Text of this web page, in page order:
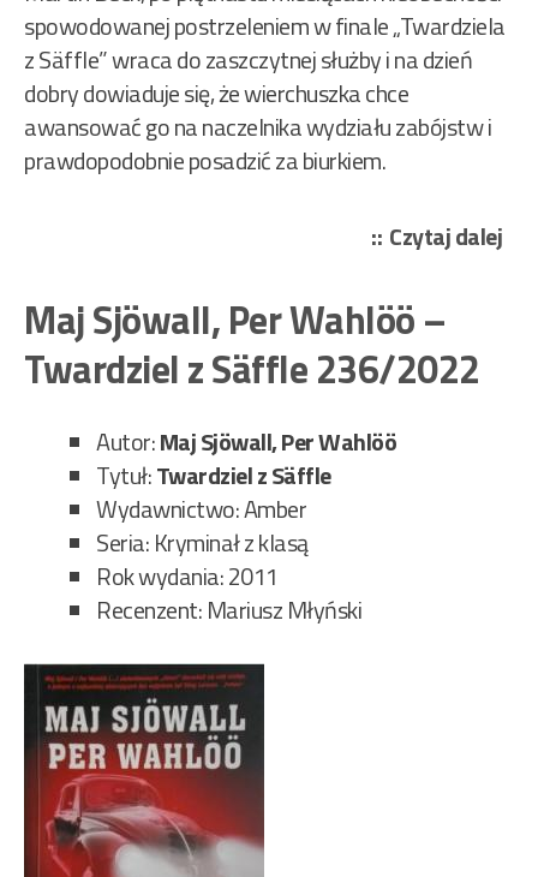
spowodowanej postrzeleniem w finale „Twardziela
z Säffle” wraca do zaszczytnej służby i na dzień
dobry dowiaduje się, że wierchuszka chce
awansować go na naczelnika wydziału zabójstw i
prawdopodobnie posadzić za biurkiem.
Czytaj dalej
Maj Sjöwall, Per Wahlöö –
Twardziel z Säffle 236/2022
Autor:Maj Sjöwall, Per Wahlöö
Tytuł:Twardziel z Säffle
Wydawnictwo: Amber
Seria: Kryminał z klasą
Rok wydania: 2011
Recenzent: Mariusz Młyński